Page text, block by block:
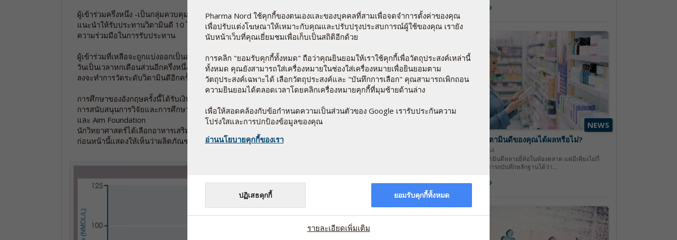
ผู้เข้าร่วมครึ่งหนึ่ง -เป็นกลุ่มควบคุม - จะได้รับคำแนะนำให้ปฏิบัติตามหลักเกณฑ์อย่างเป็นทางการที่
แนะนำให้รับประทานวิตามินดี 10 ไมโครกรัมทุกวัน ผู้เข้าร่วมเหล่านี้จะไม่ได้รับการตรวจสอบในเรื่องของ
ความร่วมมือในการรับประทาน
ผู้เข้าร่วมที่เหลือจะถูกแบ่งออกเป็นสองกลุ่มโดยกลุ่มหนึ่งรับประทานแคปซูลที่มีวิตามินดี 20 ไมโครกรัมทุก
วันเป็นเวลาหกเดือนส่วนอีกครึ่งหนึ่งจะรับประทานแคปซูลที่มีวิตามินดี 80 ไมโครกรัม เมื่อการศึกษาสิ้นสุด
ลงจะทำการวัดระดับวิตามินดีอีกครั้งในทั้งสองกลุ่มนี้
การศึกษาของอังกฤษครั้งนี้ได้รับเงินทุนจาก Fischer Family Trust ซึ่งเป็นองค์กรการกุศลที่เชี่ยวชาญใน
การสนับสนุนการวิจัยและการศึกษาทางการแพทย์ นอกจากนี้ยังได้รับการสนับสนุนจาก Barts Charity
และ Aim Foundation
นักวิทยาศาสตร์ได้เลือกอาหารเสริมวิตามินดีจาก บริษัทของประเทศเดนมาร์กเนื่องจากการศึกษาที่ตีพิมพ์
ก่อนหน้านี้แสดงให้เห็นว่าผลิตภัณฑ์นี้ดูดซึมเข้าสู่กระแสเลือดได้ง่าย
NEWS
อาหารเสริมวิตามินดีของคุณได้ผลหรือไม่?
4 กุมภาพันธ์ 2564
มีอาหารเสริมวิตามินดีหลายยี่ห้อในท้องตลาด แต่มีเพียงไม่กี่
ยี่ห้อเท่านั้นที่สามารถบันทึกหลักฐานได้ว่า...
อ่านเพิ่มเติม
Pharma Nord ใช้คุกกี้ของตนเองและของบุคคลที่สามเพื่อจดจำการตั้งค่าของคุณ
เพื่อปรับแต่งโฆษณาให้เหมาะกับคุณและปรับปรุงประสบการณ์ผู้ใช้ของคุณ เรายัง
นับหน้าเว็บที่คุณเยี่ยมชมเพื่อเก็บเป็นสถิติอีกด้วย
การคลิก "ยอมรับคุกกี้ทั้งหมด" ถือว่าคุณยินยอมให้เราใช้คุกกี้เพื่อวัตถุประสงค์เหล่านี้
ทั้งหมด คุณยังสามารถใส่เครื่องหมายในช่องใส่เครื่องหมายเพื่อยินยอมตาม
วัตถุประสงค์เฉพาะได้ เลือกวัตถุประสงค์และ "บันทึกการเลือก" คุณสามารถเพิกถอน
ความยินยอมได้ตลอดเวลาโดยคลิกเครื่องหมายคุกกี้ที่มุมซ้ายด้านล่าง
เพื่อให้สอดคล้องกับข้อกำหนดความเป็นส่วนตัวของ Google เรารับประกันความ
โปร่งใสและการปกป้องข้อมูลของคุณ
อ่านนโยบายคุกกี้ของเรา
ปฏิเสธคุกกี้ ยอมรับคุกกี้ทั้งหมด
รายละเอียดเพิ่มเติม